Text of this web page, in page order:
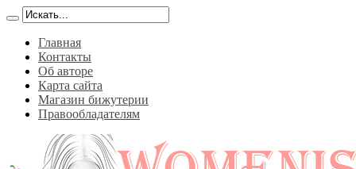
Главная
Контакты
Об авторе
Карта сайта
Магазин бижутерии
Правообладателям